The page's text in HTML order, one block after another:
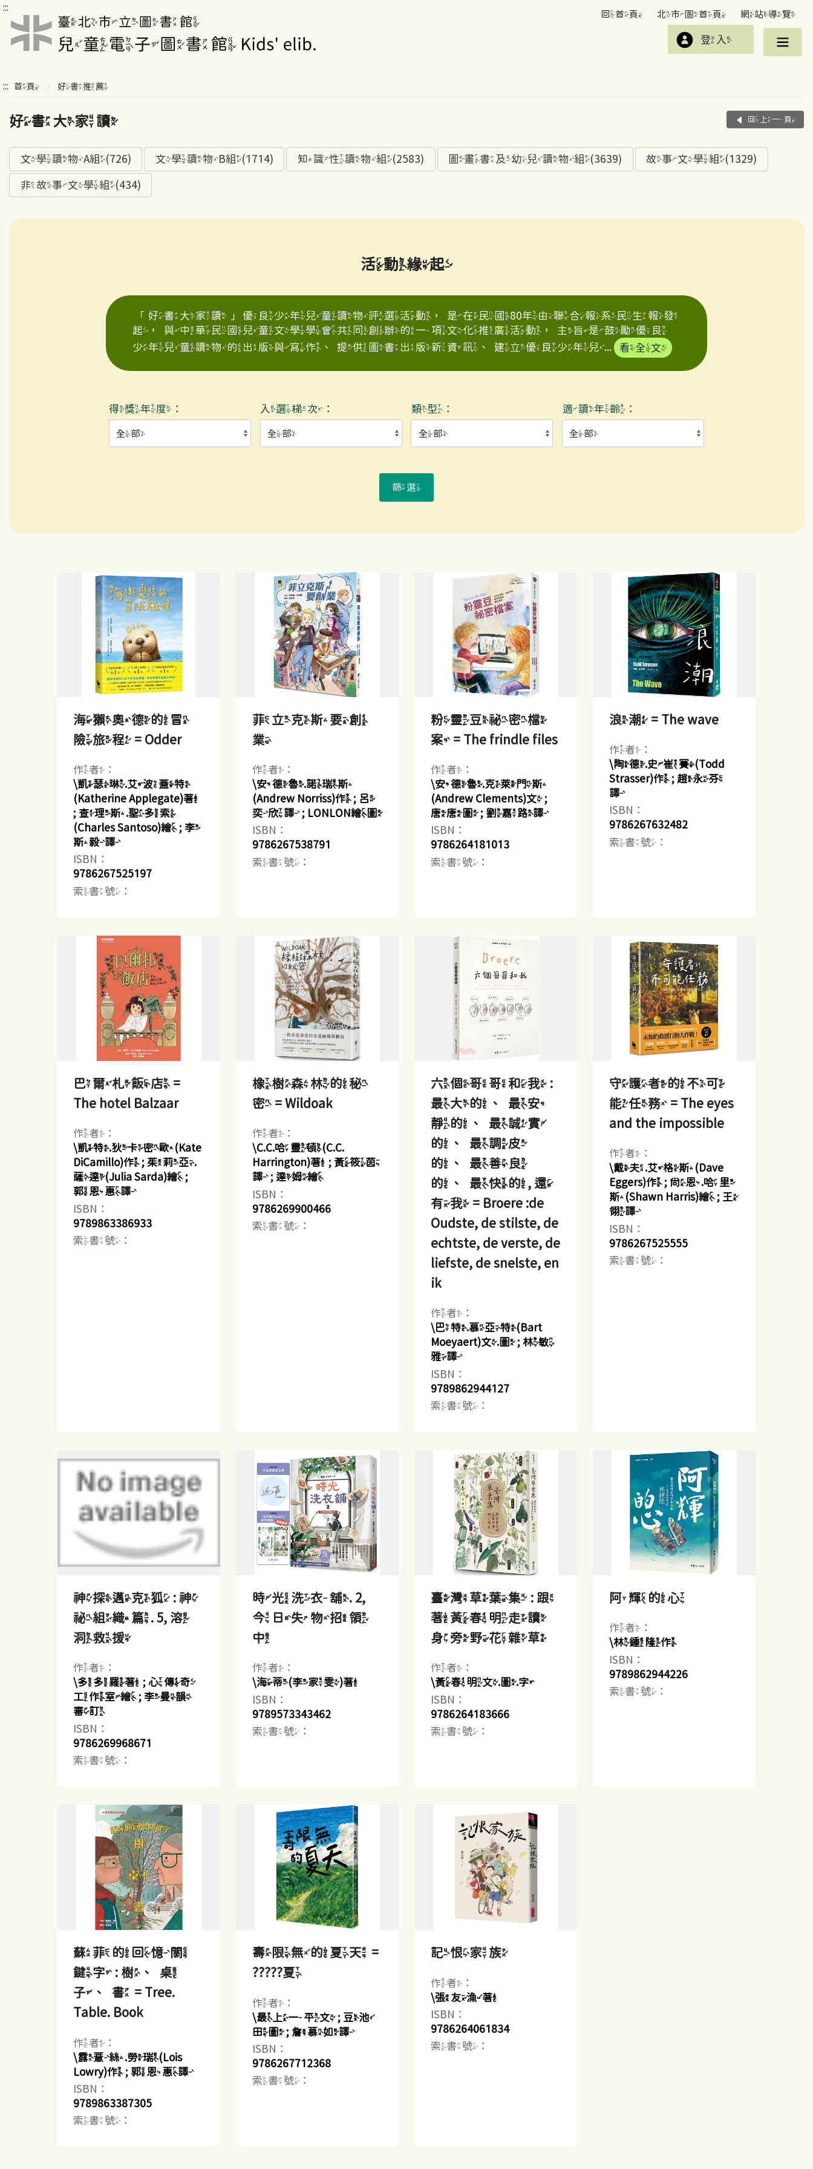
:::
回首頁 北市圖首頁 網站導覽
登入
::: 首頁 好書推薦
好書大家讀 回上一頁
文學讀物A組(726) 文學讀物B組(1714) 知識性讀物組(2583) 圖畫書及幼兒讀物組(3639) 故事文學組(1329)
非故事文學組(434)
活動緣起
「好書大家讀」優良少年兒童讀物評選活動，是在民國80年由聯合報系民生報發
起，與中華民國兒童文學學會共同創辦的一項文化推廣活動，主旨是鼓勵優良
少年兒童讀物的出版與寫作、提供圖書出版新資訊、建立優良少年兒...
看全文
得獎年度： 入選梯次： 類型： 適讀年齡：
篩選
海獺奧德的冒
險旅程 = Odder
作者：
\凱瑟琳.艾波蓋特
(Katherine Applegate)著
; 查理斯.聖多索
(Charles Santoso)繪 ; 李
斯毅譯
ISBN：
9786267525197
索書號：
菲立克斯要創
業
作者：
\安德魯.諾瑞斯
(Andrew Norriss)作 ; 呂
奕欣譯 ; LONLON繪圖
ISBN：
9786267538791
索書號：
粉靈豆祕密檔
案 = The frindle files
作者：
\安德魯.克萊門斯
(Andrew Clements)文 ;
唐唐圖 ; 劉嘉路譯
ISBN：
9786264181013
索書號：
浪潮 = The wave
作者：
\陶德.史崔賽(Todd
Strasser)作 ; 趙永芬
譯
ISBN：
9786267632482
索書號：
巴爾札飯店 =
The hotel Balzaar
作者：
\凱特.狄卡密歐(Kate
DiCamillo)作 ; 茱莉亞.
薩達(Julia Sarda)繪 ;
郭恩惠譯
ISBN：
9789863386933
索書號：
橡樹森林的秘
密 = Wildoak
作者：
\C.C.哈靈頓(C.C.
Harrington)著 ; 黃筱茵
譯 ; 達姆繪
ISBN：
9786269900466
索書號：
六個哥哥和我 :
最大的、最安
靜的、最誠實
的、最調皮
的、最善良
的、最快的, 還
有我 = Broere :de
Oudste, de stilste, de
echtste, de verste, de
liefste, de snelste, en
ik
作者：
\巴特.慕亞特(Bart
Moeyaert)文.圖 ; 林敏
雅譯
ISBN：
9789862944127
索書號：
守護者的不可
能任務 = The eyes
and the impossible
作者：
\戴夫.艾格斯(Dave
Eggers)作 ; 尚恩.哈里
斯(Shawn Harris)繪 ; 王
翎譯
ISBN：
9786267525555
索書號：
神探邁克狐 : 神
祕組織篇. 5, 溶
洞救援
作者：
\多多羅著 ; 心傳奇
工作室繪 ; 李曼韻
審訂
ISBN：
9786269968671
索書號：
時光洗衣舖. 2,
今日失物招領
中
作者：
\海蒂(李家雯)著
ISBN：
9789573343462
索書號：
臺灣草葉集 : 跟
著黃春明走讀
身旁野花雜草
作者：
\黃春明文.圖.字
ISBN：
9786264183666
索書號：
阿輝的心
作者：
\林鍾隆作
ISBN：
9789862944226
索書號：
蘇菲的回憶關
鍵字 : 樹、桌
子、書 = Tree.
Table. Book
作者：
\露薏絲.勞瑞(Lois
Lowry)作 ; 郭恩惠譯
ISBN：
9789863387305
索書號：
壽限無的夏天 =
?????夏
作者：
\最上一平文 ; 豆池
田圖 ; 詹慕如譯
ISBN：
9786267712368
索書號：
記恨家族
作者：
\張友漁著
ISBN：
9786264061834
索書號：